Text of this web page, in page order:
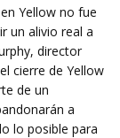
Yellow no fue
un alivio real a
director
cierre de Yellow
de un
a
lo posible para